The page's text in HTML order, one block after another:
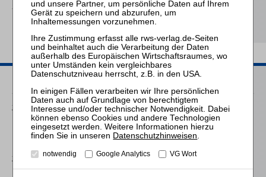
Schneeballsysteme der
Kapitalanlage
Passende Seminare
25.08.2026
Praktiker-Webinar Vom Listenplatz zur Zulassung – Das neue
Berufsrecht der Insolvenzverwalter
25.11.2026
Praktiker-Webinar Stakeholder Management und
Datenschutzhinweisen
notwendig Google Analytics VG Wort